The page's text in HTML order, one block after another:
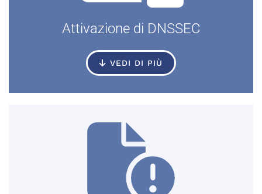
Attivazione di DNSSEC
VEDI DI PIÙ